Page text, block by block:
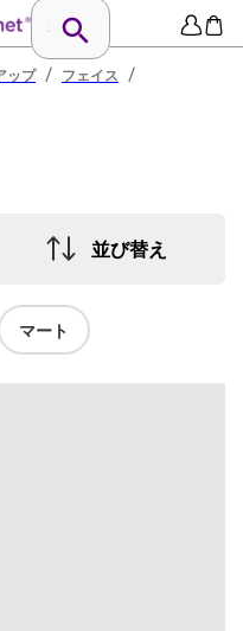
ップ / フェイス /
並び替え
マート